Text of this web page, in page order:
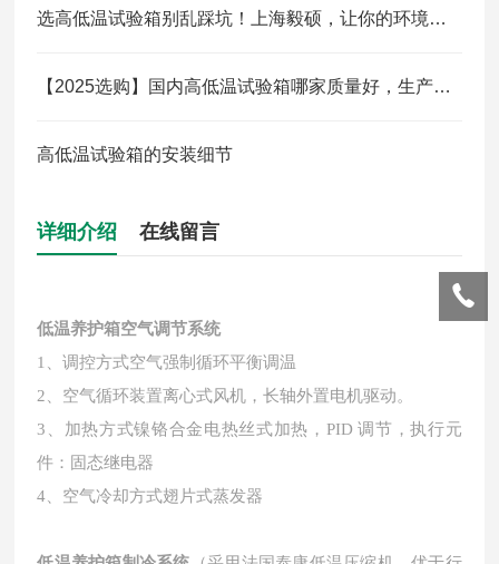
选高低温试验箱别乱踩坑！上海毅硕，让你的环境测试更精准省心
【2025选购】国内高低温试验箱哪家质量好，生产商/供应商/制造商/生产厂家推荐
高低温试验箱的安装细节
详细介绍 在线留言
低温养护箱空气调节系统
1、调控方式空气强制循环平衡调温
2、空气循环装置离心式风机，长轴外置电机驱动。
3、加热方式镍铬合金电热丝式加热，PID 调节，执行元
件：固态继电器
4、空气冷却方式翅片式蒸发器